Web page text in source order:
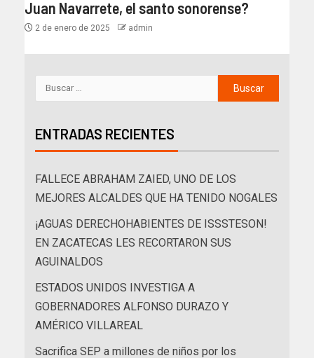
Juan Navarrete, el santo sonorense?
2 de enero de 2025 admin
ENTRADAS RECIENTES
FALLECE ABRAHAM ZAIED, UNO DE LOS
MEJORES ALCALDES QUE HA TENIDO NOGALES
¡AGUAS DERECHOHABIENTES DE ISSSTESON!
EN ZACATECAS LES RECORTARON SUS
AGUINALDOS
ESTADOS UNIDOS INVESTIGA A
GOBERNADORES ALFONSO DURAZO Y
AMÉRICO VILLAREAL
Sacrifica SEP a millones de niños por los